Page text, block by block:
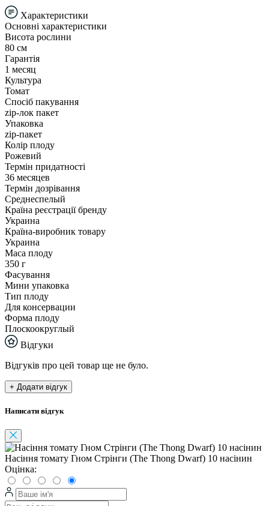
Характеристики
Основні характеристики
Висота рослини
80 см
Гарантія
1 месяц
Культура
Томат
Спосіб пакування
zip-лок пакет
Упаковка
zip-пакет
Колір плоду
Рожевий
Термін придатності
36 месяцев
Термін дозрівання
Среднеспелый
Країна реєстрації бренду
Украина
Країна-виробник товару
Украина
Маса плоду
350 г
Фасування
Мини упаковка
Тип плоду
Для консервации
Форма плоду
Плоскоокруглый
Відгуки
Відгуків про цей товар ще не було.
+ Додати відгук
Написати відгук
Насіння томату Гном Стрінги (The Thong Dwarf) 10 насінин
Оцінка: